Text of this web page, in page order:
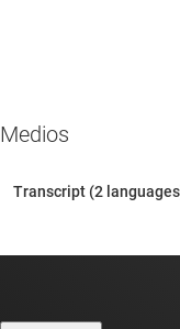
Medios